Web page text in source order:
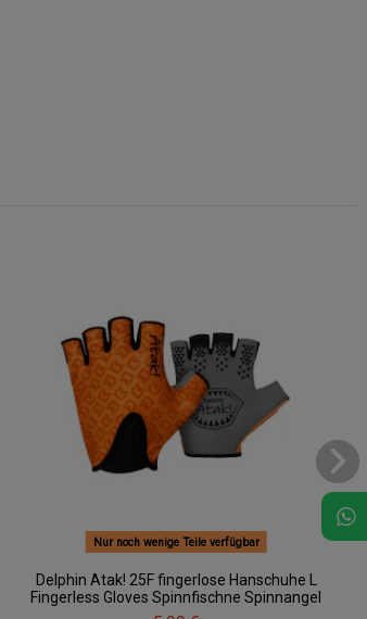
Nur noch wenige Teile verfügbar
Delphin Atak! 25F fingerlose Hanschuhe L
Fingerless Gloves Spinnfischne Spinnangel